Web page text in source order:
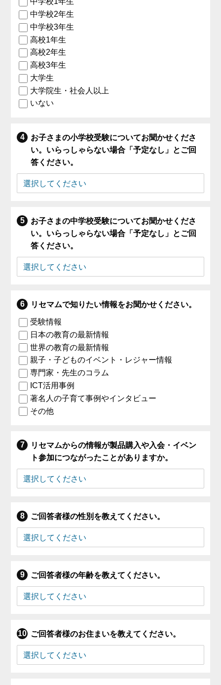
中学校2年生
中学校3年生
高校1年生
高校2年生
高校3年生
大学生
大学院生・社会人以上
いない
お子さまの小学校受験についてお聞かせくださ
い。いらっしゃらない場合「予定なし」とご回
答ください。
お子さまの中学校受験についてお聞かせくださ
い。いらっしゃらない場合「予定なし」とご回
答ください。
リセマムで知りたい情報をお聞かせください。
受験情報
日本の教育の最新情報
世界の教育の最新情報
親子・子どものイベント・レジャー情報
専門家・先生のコラム
ICT活用事例
著名人の子育て事例やインタビュー
その他
リセマムからの情報が製品購入や入会・イベン
ト参加につながったことがありますか。
ご回答者様の性別を教えてください。
ご回答者様の年齢を教えてください。
ご回答者様のお住まいを教えてください。